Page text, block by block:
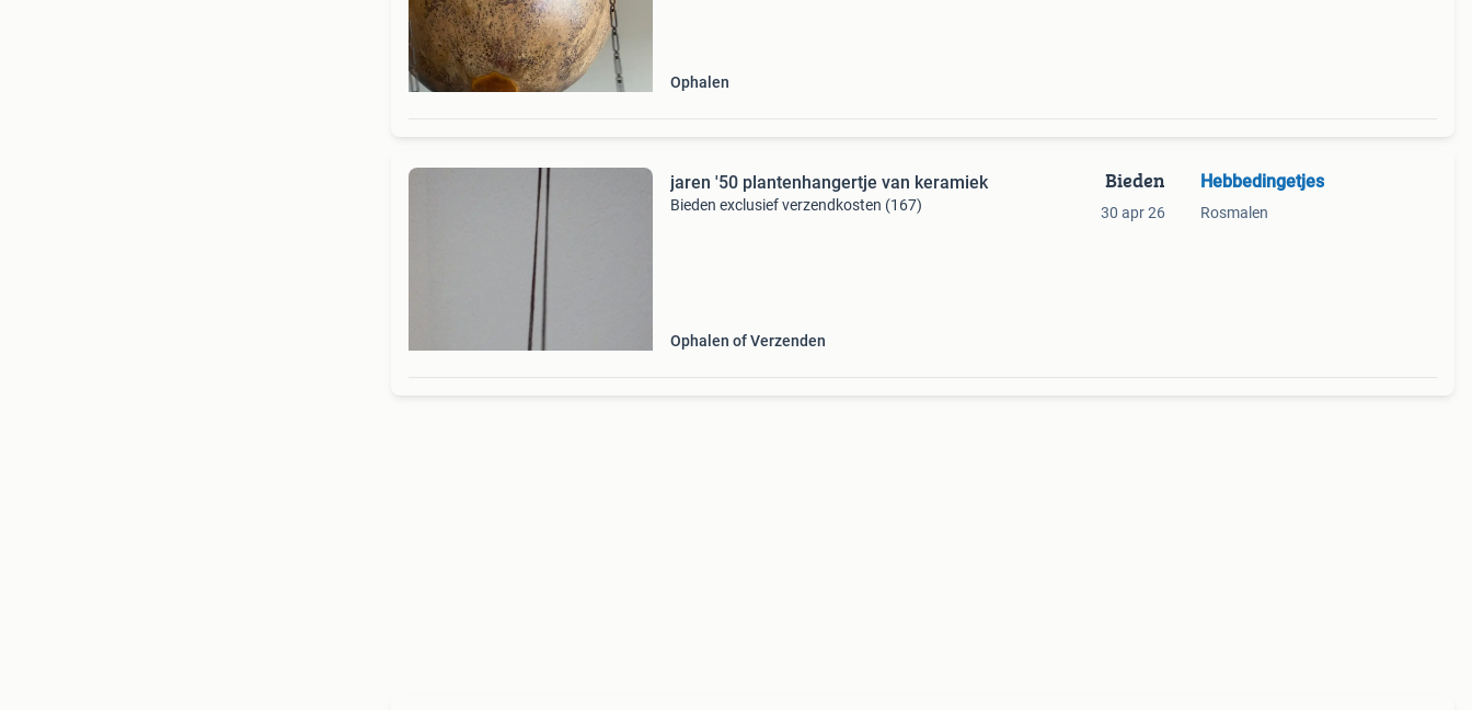
Ophalen
jaren '50 plantenhangertje van keramiek
Bieden exclusief verzendkosten (167)
Ophalen of Verzenden
Bieden
30 apr 26
Hebbedingetjes
Rosmalen